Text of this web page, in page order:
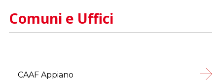
Comuni e Uffici
CAAF Appiano